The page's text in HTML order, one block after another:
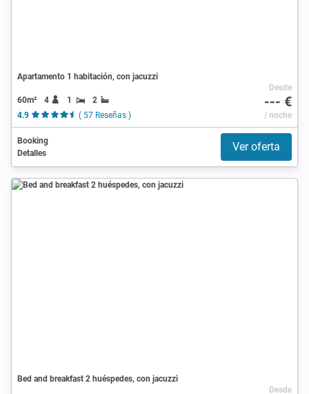
Apartamento 1 habitación, con jacuzzi
60m² 4 1
2
4.9
( 57 Reseñas )
Desde
--- €
/ noche
Booking
Detalles
Ver oferta
Bed and breakfast 2 huéspedes, con jacuzzi
Desde